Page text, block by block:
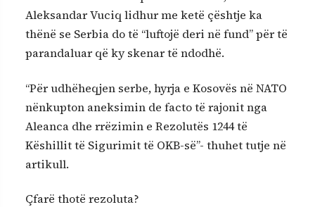
Aleksandar Vuciq lidhur me ketë çështje ka
thënë se Serbia do të “luftojë deri në fund” për të
parandaluar që ky skenar të ndodhë.
“Për udhëheqjen serbe, hyrja e Kosovës në NATO
nënkupton aneksimin de facto të rajonit nga
Aleanca dhe rrëzimin e Rezolutës 1244 të
Këshillit të Sigurimit të OKB-së”- thuhet tutje në
artikull.
Çfarë thotë rezoluta?